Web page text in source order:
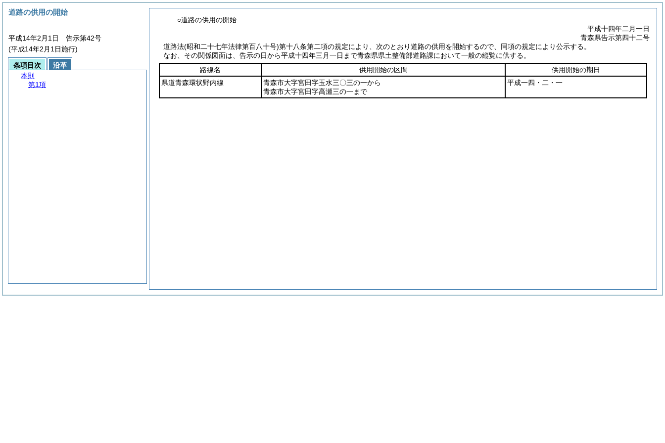
○道路の供用の開始
平成十四年二月一日
青森県告示第四十二号
道路法(昭和二十七年法律第百八十号)第十八条第二項の規定により、次のとおり道路の供用を開始するので、同項の規定により公示する。
なお、その関係図面は、告示の日から平成十四年三月一日まで青森県県土整備部道路課において一般の縦覧に供する。
路線名
供用開始の区間
供用開始の期日
県道青森環状野内線
青森市大字宮田字玉水三〇三の一から
青森市大字宮田字高瀬三の一まで
平成一四・二・一
道路の供用の開始
平成14年2月1日 告示第42号
(平成14年2月1日施行)
条項目次
沿革
本則
第1項